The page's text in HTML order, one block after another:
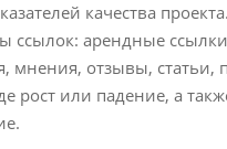
качества
ссылок: арендные
мнения, отзывы, статьи,
рост или падение, а